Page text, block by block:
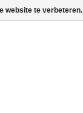
website te verbeteren.